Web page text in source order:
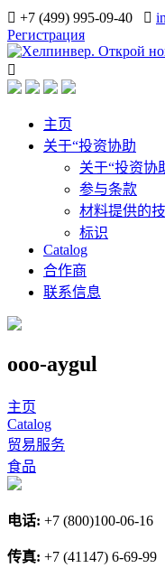
+7 (499) 995-09-40
Регистрация
主页
关于“投资协助
关于“投资协
参与条款
材料提供的
标识
Catalog
合作商
联系信息
ooo-aygul
主页
Catalog
贸易服务
食品
电话: +7 (800)100-06-16
传真: +7 (41147) 6-69-99